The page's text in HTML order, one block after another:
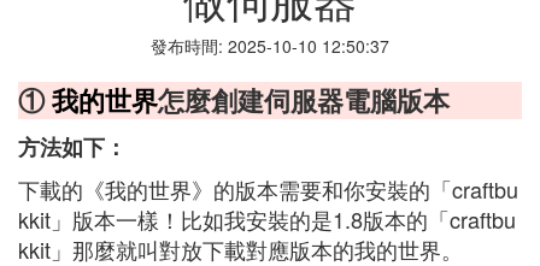
發布時間: 2025-10-10 12:50:37
①我的世界怎麼創建伺服器電腦版本
方法如下：
下載的《我的世界》的版本需要和你安裝的「craftbu
kkit」版本一樣！比如我安裝的是1.8版本的「craftbu
kkit」那麼就叫對放下載對應版本的我的世界。